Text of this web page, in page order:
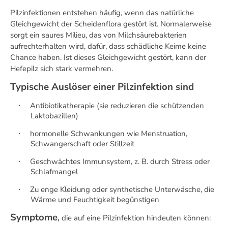
Pilzinfektionen entstehen häufig, wenn das natürliche
Gleichgewicht der Scheidenflora gestört ist. Normalerweise
sorgt ein saures Milieu, das von Milchsäurebakterien
aufrechterhalten wird, dafür, dass schädliche Keime keine
Chance haben. Ist dieses Gleichgewicht gestört, kann der
Hefepilz sich stark vermehren.
Typische Auslöser einer Pilzinfektion sind
·
Antibiotikatherapie (sie reduzieren die schützenden
Laktobazillen)
·
hormonelle Schwankungen wie Menstruation,
Schwangerschaft oder Stillzeit
·
Geschwächtes Immunsystem, z. B. durch Stress oder
Schlafmangel
·
Zu enge Kleidung oder synthetische Unterwäsche, die
Wärme und Feuchtigkeit begünstigen
Symptome, die auf eine Pilzinfektion hindeuten können: